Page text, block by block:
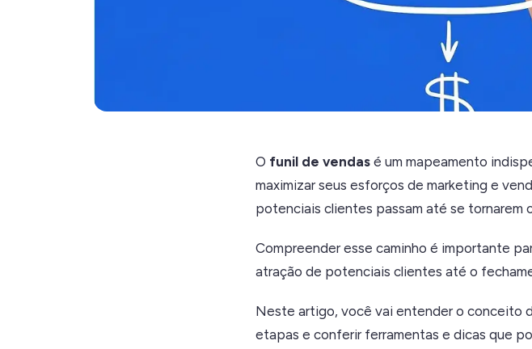
O funil de vendas é um mapeamento
maximizar seus esforços de marketing e
potenciais clientes passam até se tornarem
Compreender esse caminho é importante
atração de potenciais clientes até o
Neste artigo, você vai entender o conceito
etapas e conferir ferramentas e dicas que